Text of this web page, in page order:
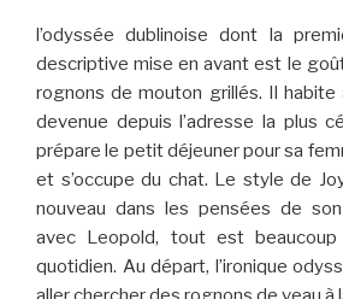
l’odyssée dublinoise dont la
descriptive mise en avant est le
rognons de mouton grillés. Il habite
devenue depuis l’adresse la plus
prépare le petit déjeuner pour sa
et s’occupe du chat. Le style de
nouveau dans les pensées de
avec Leopold, tout est
quotidien. Au départ, l’ironique